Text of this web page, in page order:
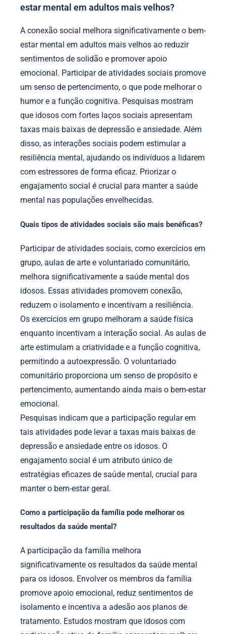
estar mental em adultos mais velhos?
A conexão social melhora significativamente o bem-
estar mental em adultos mais velhos ao reduzir
sentimentos de solidão e promover apoio
emocional. Participar de atividades sociais promove
um senso de pertencimento, o que pode melhorar o
humor e a função cognitiva. Pesquisas mostram
que idosos com fortes laços sociais apresentam
taxas mais baixas de depressão e ansiedade. Além
disso, as interações sociais podem estimular a
resiliência mental, ajudando os indivíduos a lidarem
com estressores de forma eficaz. Priorizar o
engajamento social é crucial para manter a saúde
mental nas populações envelhecidas.
Quais tipos de atividades sociais são mais benéficas?
Participar de atividades sociais, como exercícios em
grupo, aulas de arte e voluntariado comunitário,
melhora significativamente a saúde mental dos
idosos. Essas atividades promovem conexão,
reduzem o isolamento e incentivam a resiliência.
Os exercícios em grupo melhoram a saúde física
enquanto incentivam a interação social. As aulas de
arte estimulam a criatividade e a função cognitiva,
permitindo a autoexpressão. O voluntariado
comunitário proporciona um senso de propósito e
pertencimento, aumentando ainda mais o bem-estar
emocional.
Pesquisas indicam que a participação regular em
tais atividades pode levar a taxas mais baixas de
depressão e ansiedade entre os idosos. O
engajamento social é um atributo único de
estratégias eficazes de saúde mental, crucial para
manter o bem-estar geral.
Como a participação da família pode melhorar os
resultados da saúde mental?
A participação da família melhora
significativamente os resultados da saúde mental
para os idosos. Envolver os membros da família
promove apoio emocional, reduz sentimentos de
isolamento e incentiva a adesão aos planos de
tratamento. Estudos mostram que idosos com